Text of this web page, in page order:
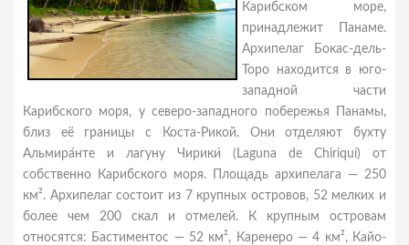
Карибском море,
принадлежит Панаме.
Архипелаг Бокас-дель-
Торо находится в юго-
западной части
Карибского моря, у северо-западного побережья Панамы,
близ её границы с Коста-Рикой. Они отделяют бухту
Альмира́нте и лагуну Чирики́ (Laguna de Chiriquí) от
собственно Карибского моря. Площадь архипелага — 250
км². Архипелаг состоит из 7 крупных островов, 52 мелких и
более чем 200 скал и отмелей. К крупным островам
относятся: Бастиментос — 52 км², Каренеро — 4 км², Кайо-